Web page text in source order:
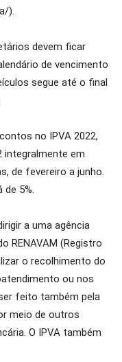
).
devem ficar
de vencimento
segue até o final
no IPVA 2022,
integralmente em
de fevereiro a junho.
5%.
a uma agência
RENAVAM (Registro
o recolhimento do
ou nos
feito também pela
meio de outros
O IPVA também